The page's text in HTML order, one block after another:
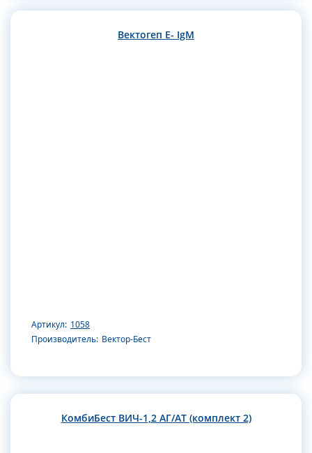
Вектогеп Е- IgM
Артикул: 1058
Производитель: Вектор-Бест
КомбиБест ВИЧ-1,2 АГ/АТ (комплект 2)